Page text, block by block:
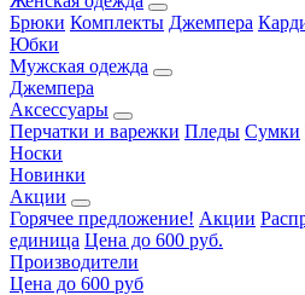
Брюки Комплекты Джемпера
Юбки
Мужская одежда
Джемпера
Аксессуары
Перчатки и варежки Пледы Сумки
Носки
Новинки
Акции
Горячее предложение! Акции
единица Цена до 600 руб.
Производители
Цена до 600 руб